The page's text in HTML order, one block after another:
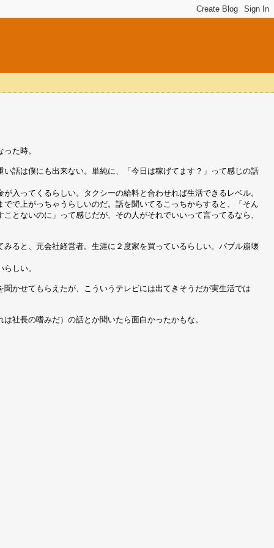
た時。
話は僕にも出来ない。単純に、「今日は稼げてます？」って感じの話
入ってくるらしい。タクシーの給料と合わせれば生活できるレベル。
で上がっちゃうらしいのだ。話を聞いてるこっちからすると、「そん
とないのに」って感じだが、その人がそれでいいって言ってるなら、
ると、元会社経営者。生涯に２度家を買っているらしい。バブル崩壊
しい。
かせてもらえたが、こういうテレビには出てきそうだが実生活では
社長の嗜みだ）の話とか聞いたら面白かったかもな。